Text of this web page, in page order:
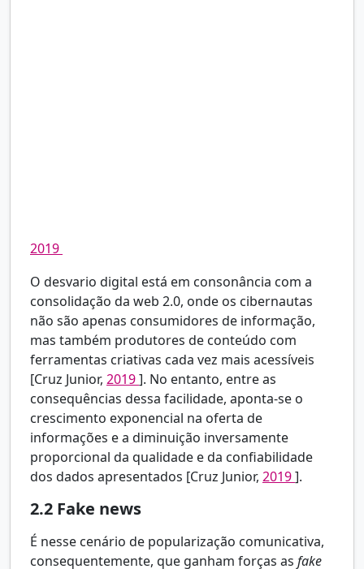
2019
O desvario digital está em consonância com a
consolidação da web 2.0, onde os cibernautas
não são apenas consumidores de informação,
mas também produtores de conteúdo com
ferramentas criativas cada vez mais acessíveis
[Cruz Junior, 2019]. No entanto, entre as
consequências dessa facilidade, aponta-se o
crescimento exponencial na oferta de
informações e a diminuição inversamente
proporcional da qualidade e da confiabilidade
dos dados apresentados [Cruz Junior, 2019].
2.2 Fake news
É nesse cenário de popularização comunicativa,
consequentemente, que ganham forças as fake